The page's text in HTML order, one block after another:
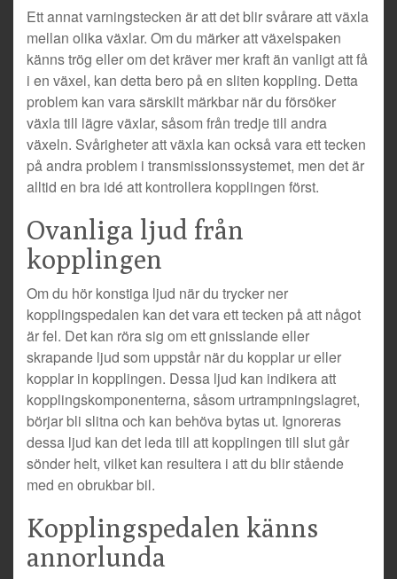
Ett annat varningstecken är att det blir svårare att växla
mellan olika växlar. Om du märker att växelspaken
känns trög eller om det kräver mer kraft än vanligt att få
i en växel, kan detta bero på en sliten koppling. Detta
problem kan vara särskilt märkbar när du försöker
växla till lägre växlar, såsom från tredje till andra
växeln. Svårigheter att växla kan också vara ett tecken
på andra problem i transmissionssystemet, men det är
alltid en bra idé att kontrollera kopplingen först.
Ovanliga ljud från
kopplingen
Om du hör konstiga ljud när du trycker ner
kopplingspedalen kan det vara ett tecken på att något
är fel. Det kan röra sig om ett gnisslande eller
skrapande ljud som uppstår när du kopplar ur eller
kopplar in kopplingen. Dessa ljud kan indikera att
kopplingskomponenterna, såsom urtrampningslagret,
börjar bli slitna och kan behöva bytas ut. Ignoreras
dessa ljud kan det leda till att kopplingen till slut går
sönder helt, vilket kan resultera i att du blir stående
med en obrukbar bil.
Kopplingspedalen känns
annorlunda